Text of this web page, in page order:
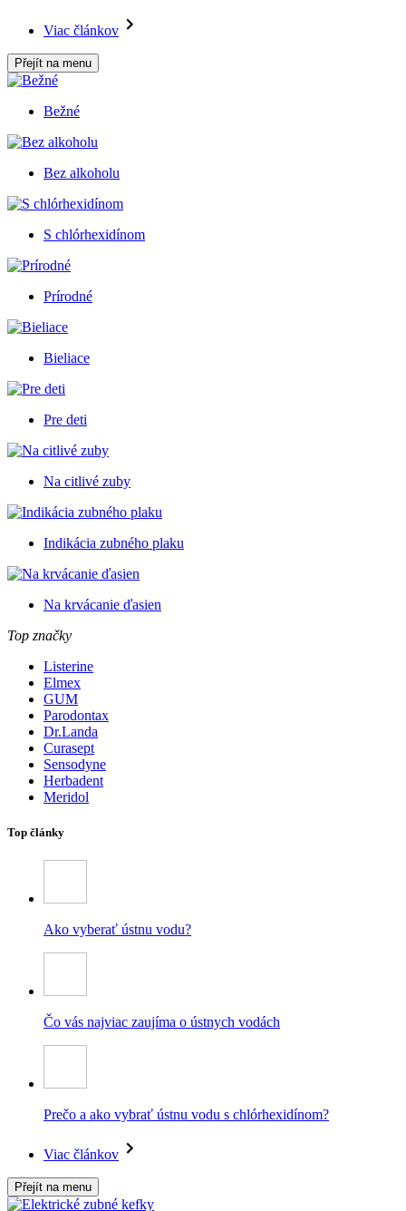
Viac článkov
Přejít na menu
Bežné
Bez alkoholu
S chlórhexidínom
Prírodné
Bieliace
Pre deti
Na citlivé zuby
Indikácia zubného plaku
Na krvácanie ďasien
Top značky
Listerine
Elmex
GUM
Parodontax
Dr.Landa
Curasept
Sensodyne
Herbadent
Meridol
Top články
Ako vyberať ústnu vodu?
Čo vás najviac zaujíma o ústnych vodách
Prečo a ako vybrať ústnu vodu s chlórhexidínom?
Viac článkov
Přejít na menu